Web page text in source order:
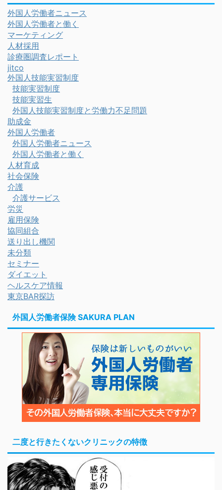
外国人労働者ニュース
外国人労働者と働く
マーケティング
人材採用
診療圏調査レポート
jitco
外国人技能実習制度
技能実習制度
技能実習生
外国人技能実習制度と労働力不足問題
助成金
外国人労働者
外国人労働者ニュース
外国人労働者と働く
人材育成
社会保険
介護
介護サービス
労災
雇用保険
協同組合
送り出し機関
未分類
セミナー
ダイエット
ヘルスケア情報
東京BAR探訪
外国人労働者保険 SAKURA PLAN
二度と行きたくないクリニックの特徴